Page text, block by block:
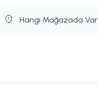
Hangi Mağazada Var